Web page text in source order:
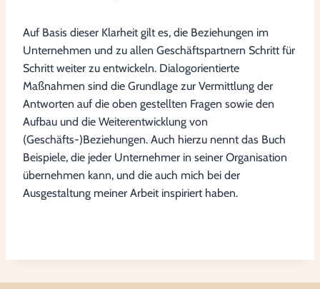
Auf Basis dieser Klarheit gilt es, die Beziehungen im
Unternehmen und zu allen Geschäftspartnern Schritt für
Schritt weiter zu entwickeln. Dialogorientierte
Maßnahmen sind die Grundlage zur Vermittlung der
Antworten auf die oben gestellten Fragen sowie den
Aufbau und die Weiterentwicklung von
(Geschäfts-)Beziehungen. Auch hierzu nennt das Buch
Beispiele, die jeder Unternehmer in seiner Organisation
übernehmen kann, und die auch mich bei der
Ausgestaltung meiner Arbeit inspiriert haben.